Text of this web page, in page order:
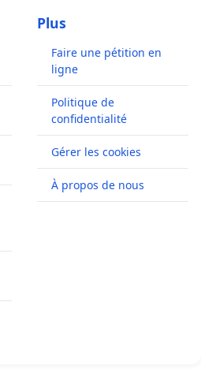
Plus
Faire une pétition en
ligne
Politique de
confidentialité
Gérer les cookies
À propos de nous